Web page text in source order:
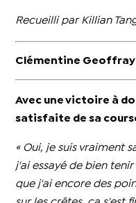
Recueilli par Killian
Clémentine Geoffray
Avec une victoire à
satisfaite de sa
« Oui, je suis vraiment
j'ai essayé de bien
que j'ai encore des